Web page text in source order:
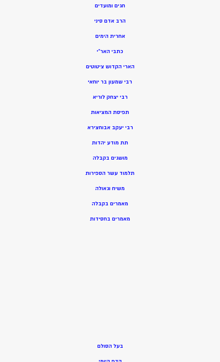
חגים ומועדים
הרב אדם סיני
אחרית הימים
כתבי האר”י
הארי הקדוש ציטוטים
רבי שמעון בר יוחאי
רבי יצחק לוריא
תפיסת המציאות
רבי יעקב אבוחצירא
תת מודע יהדות
מושגים בקבלה
תלמוד עשר הספירות
משיח וגאולה
מאמרים בקבלה
מאמרים בחסידות
בעל הסולם